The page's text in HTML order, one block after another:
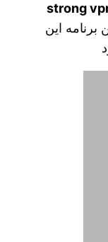
strong
این